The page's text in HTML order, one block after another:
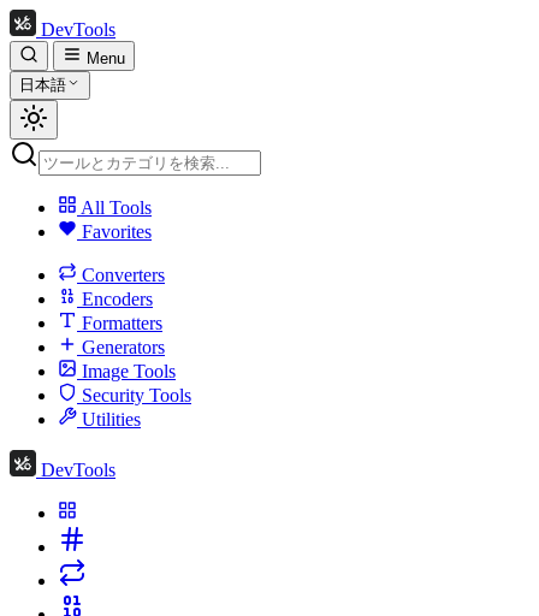
DevTools
Menu
日本語
All Tools
Favorites
Converters
Encoders
Formatters
Generators
Image Tools
Security Tools
Utilities
DevTools